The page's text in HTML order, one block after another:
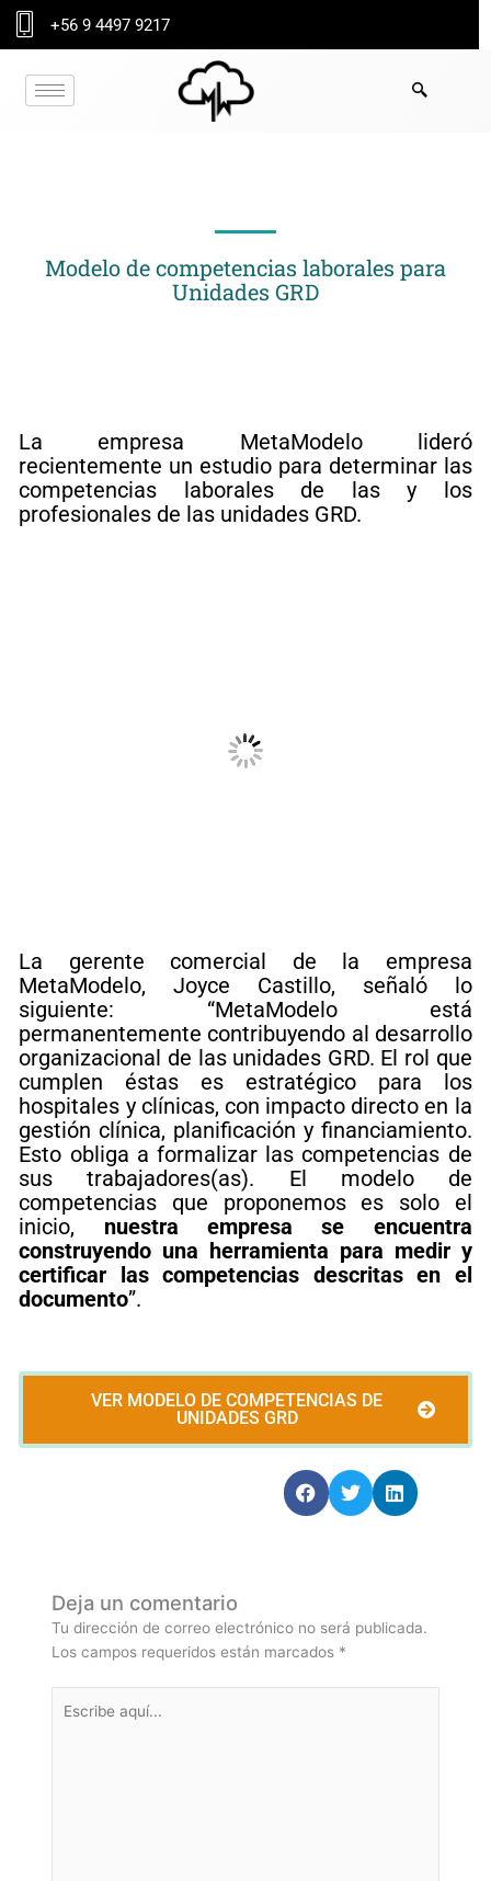
+56 9 4497 9217
Modelo de competencias laborales para
Unidades GRD
La empresa MetaModelo lideró
recientemente un estudio para determinar las
competencias laborales de las y los
profesionales de las unidades GRD.
La gerente comercial de la empresa
MetaModelo, Joyce Castillo, señaló lo
siguiente: “MetaModelo está
permanentemente contribuyendo al desarrollo
organizacional de las unidades GRD. El rol que
cumplen éstas es estratégico para los
hospitales y clínicas, con impacto directo en la
gestión clínica, planificación y financiamiento.
Esto obliga a formalizar las competencias de
sus trabajadores(as). El modelo de
competencias que proponemos es solo el
inicio, nuestra empresa se encuentra
construyendo una herramienta para medir y
certificar las competencias descritas en el
documento”.
VER MODELO DE COMPETENCIAS DE
UNIDADES GRD
Deja un comentario
Tu dirección de correo electrónico no será publicada.
Los campos requeridos están marcados *
aquí...